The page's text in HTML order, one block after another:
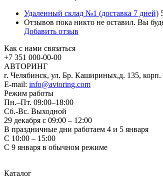
Удаленный склад №1 (доставка 7 дней)
Отзывов пока никто не оставил. Вы
Добавить отзыв
Как с нами связаться
+7 351 000-00-00
АВТОРИНГ
г. Челябинск, ул. Бр. Кашириных,д. 135, корп.
E-mail: info@avtoring.com
Режим работы
Пн.–Пт. 09:00–18:00
Сб.-Вс. Выходной
29 декабря с 09:00 – 12:00
В праздничные дни работаем 4 и 5 января
С 10:00 – 15:00
С 9 января в обычном режиме
Каталог